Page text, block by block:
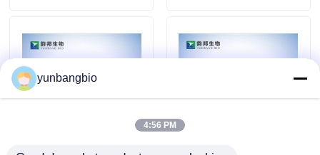
Случаи
биологические буфера
yunbangbio
4:56 PM